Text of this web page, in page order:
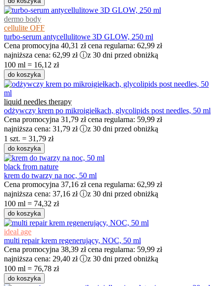
dermo body
cellulite OFF
turbo-serum antycellulitowe 3D GLOW, 250 ml
Cena promocyjna 40,31 zł cena regularna: 62,99 zł
najniższa cena: 62,99 zł ⓘz 30 dni przed obniżką
100 ml = 16,12 zł
do koszyka
liquid needles therapy
odżywczy krem po mikroigiełkach, glycolipids post needles, 50 ml
Cena promocyjna 31,79 zł cena regularna: 59,99 zł
najniższa cena: 31,79 zł ⓘz 30 dni przed obniżką
1 szt. = 31,79 zł
do koszyka
black from nature
krem do twarzy na noc, 50 ml
Cena promocyjna 37,16 zł cena regularna: 62,99 zł
najniższa cena: 37,16 zł ⓘz 30 dni przed obniżką
100 ml = 74,32 zł
do koszyka
ideal age
multi repair krem regenerujący, NOC, 50 ml
Cena promocyjna 38,39 zł cena regularna: 59,99 zł
najniższa cena: 29,40 zł ⓘz 30 dni przed obniżką
100 ml = 76,78 zł
do koszyka